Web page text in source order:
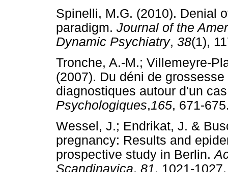
Spinelli, M.G. (2010). Denial
paradigm. Journal of the
Dynamic Psychiatry, 38(1),
Tronche, A.-M.; Villemeyre-
(2007). Du déni de
diagnostiques autour d'un
Psychologiques,165, 671-
Wessel, J.; Endrikat, J. &
pregnancy: Results and
prospective study in Berlin.
Scandinavica, 81, 1021-